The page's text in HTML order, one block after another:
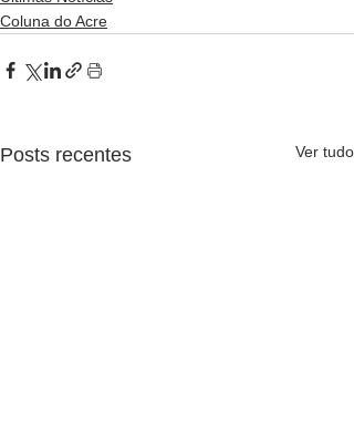
Coluna do Acre
Posts recentes Ver tudo